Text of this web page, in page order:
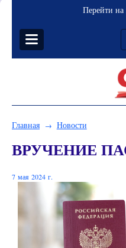
Перейти
Главная → Новости
ВРУЧЕНИЕ
7 мая 2024 г.